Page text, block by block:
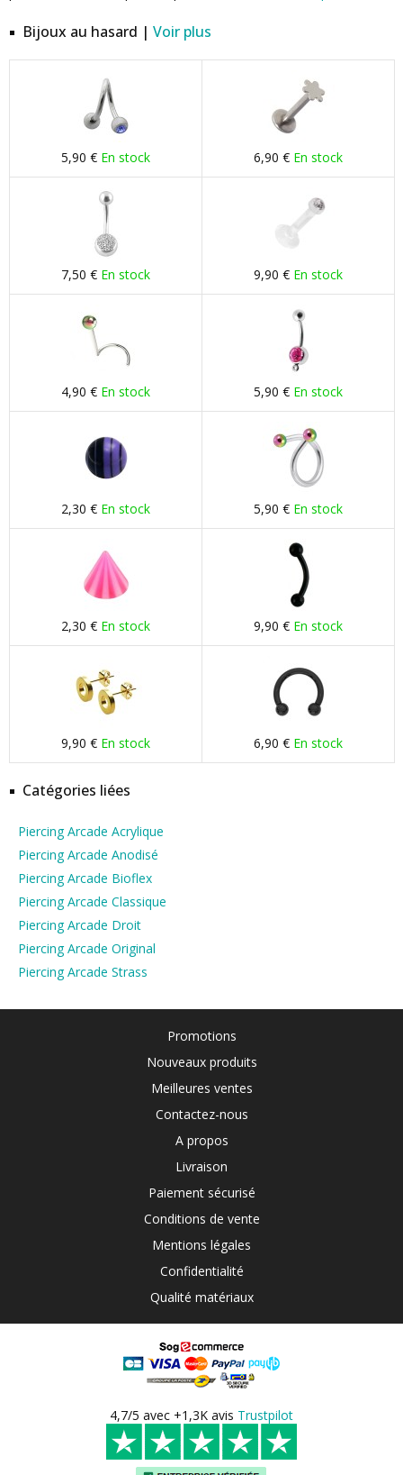
Bijoux au hasard | Voir plus
5,90 € En stock 6,90 € En stock
7,50 € En stock 9,90 € En stock
4,90 € En stock 5,90 € En stock
2,30 € En stock 5,90 € En stock
2,30 € En stock 9,90 € En stock
9,90 € En stock 6,90 € En stock
Catégories liées
Piercing Arcade Acrylique
Piercing Arcade Anodisé
Piercing Arcade Bioflex
Piercing Arcade Classique
Piercing Arcade Droit
Piercing Arcade Original
Piercing Arcade Strass
Promotions
Nouveaux produits
Meilleures ventes
Contactez-nous
A propos
Livraison
Paiement sécurisé
Conditions de vente
Mentions légales
Confidentialité
Qualité matériaux
4,7/5 avec +1,3K avis Trustpilot